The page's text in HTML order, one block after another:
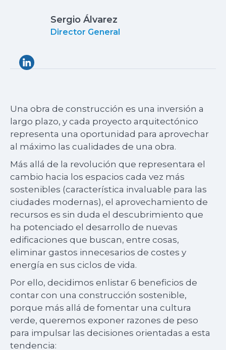
Sergio Álvarez
Director General
Una obra de construcción es una inversión a
largo plazo, y cada proyecto arquitectónico
representa una oportunidad para aprovechar
al máximo las cualidades de una obra.
Más allá de la revolución que representara el
cambio hacia los espacios cada vez más
sostenibles (característica invaluable para las
ciudades modernas), el aprovechamiento de
recursos es sin duda el descubrimiento que
ha potenciado el desarrollo de nuevas
edificaciones que buscan, entre cosas,
eliminar gastos innecesarios de costes y
energía en sus ciclos de vida.
Por ello, decidimos enlistar 6 beneficios de
contar con una construcción sostenible,
porque más allá de fomentar una cultura
verde, queremos exponer razones de peso
para impulsar las decisiones orientadas a esta
tendencia: